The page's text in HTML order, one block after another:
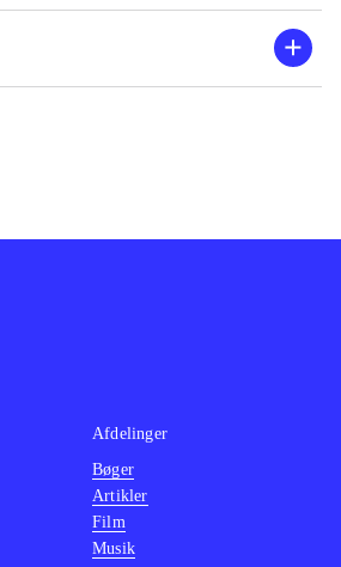
Afdelinger
Bøger
Artikler
Film
Musik